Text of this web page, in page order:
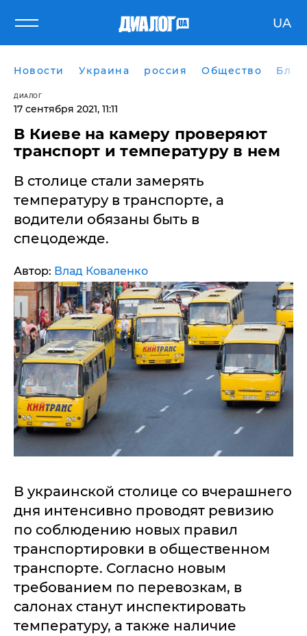
UA
Новости Украина россия Общество
ДИАЛОГ
17 сентября 2021, 11:11
В Киеве на камеру проверяют
транспорт и температуру в нем
В столице стали замерять
температуру в транспорте, а
водители обязаны быть в
спецодежде.
Автор: Влад Коваленко
В украинской столице со вчерашнего
дня интенсивно проводят ревизию
по соблюдению новых правил
транспортировки в общественном
транспорте. Согласно новым
требованием по перевозкам, в
салонах станут инспектировать
температуру, а также наличие